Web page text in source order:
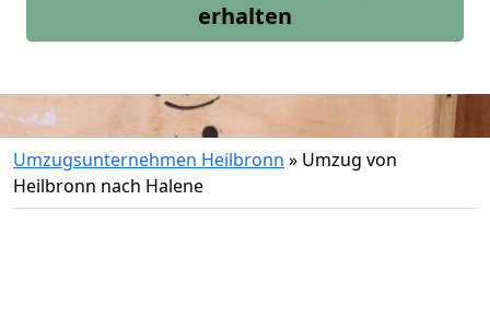
erhalten
Umzugsunternehmen Heilbronn » Umzug von
Heilbronn nach Halene